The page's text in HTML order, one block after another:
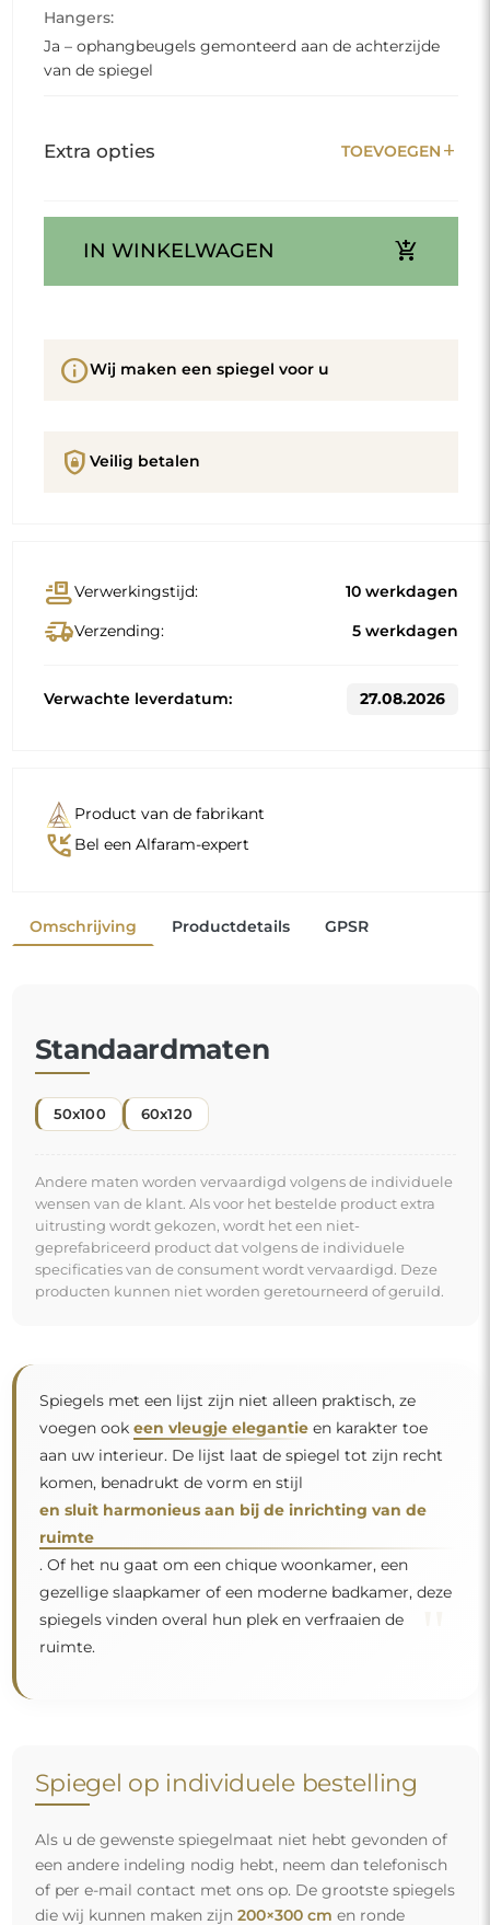
Hangers:
Ja – ophangbeugels gemonteerd aan de achterzijde
van de spiegel
Extra opties TOEVOEGEN add
IN WINKELWAGEN add_shopping_cart
infoWij maken een spiegel voor u
shield_lock Veilig betalen
conveyor_beltVerwerkingstijd: 10 werkdagen
delivery_truck_speedVerzending: 5 werkdagen
Verwachte leverdatum: 27.08.2026
Product van de fabrikant
phone_callback Bel een Alfaram-expert
Omschrijving Productdetails GPSR
Standaardmaten
50x100 60x120
Andere maten worden vervaardigd volgens de individuele
wensen van de klant. Als voor het bestelde product extra
uitrusting wordt gekozen, wordt het een niet-
geprefabriceerd product dat volgens de individuele
specificaties van de consument wordt vervaardigd. Deze
producten kunnen niet worden geretourneerd of geruild.
Spiegels met een lijst zijn niet alleen praktisch, ze
voegen ook een vleugje elegantieen karakter toe
aan uw interieur. De lijst laat de spiegel tot zijn recht
komen, benadrukt de vorm en stijl
en sluit harmonieus aan bij de inrichting van de
ruimte
. Of het nu gaat om een chique woonkamer, een
gezellige slaapkamer of een moderne badkamer, deze
spiegels vinden overal hun plek en verfraaien de
ruimte.
Spiegel op individuele bestelling
Als u de gewenste spiegelmaat niet hebt gevonden of
een andere indeling nodig hebt, neem dan telefonisch
of per e-mail contact met ons op. De grootste spiegels
die wij kunnen maken zijn 200×300 cm en ronde